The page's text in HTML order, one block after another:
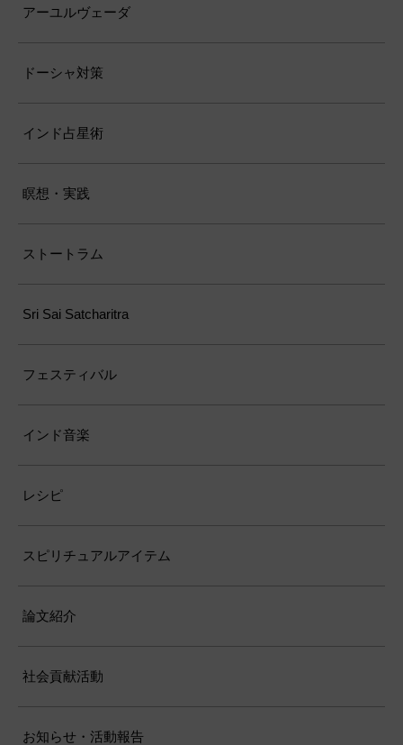
アーユルヴェーダ
ドーシャ対策
インド占星術
瞑想・実践
ストートラム
Sri Sai Satcharitra
フェスティバル
インド音楽
レシピ
スピリチュアルアイテム
論文紹介
社会貢献活動
お知らせ・活動報告